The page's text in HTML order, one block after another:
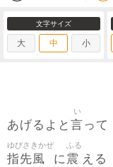
文字サイズ
大 中 小
あげるよと 言
い
って
指先風
ゆびさきかぜ
に震
ふる
える